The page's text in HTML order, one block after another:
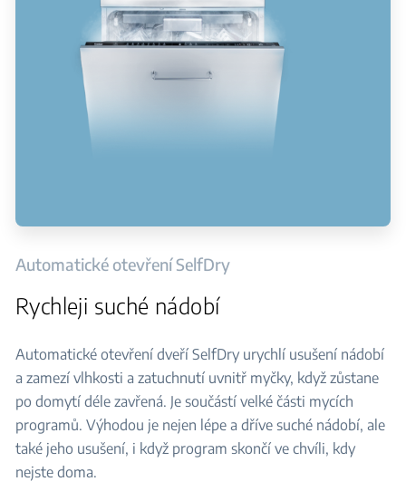
Automatické otevření SelfDry
Rychleji suché nádobí
Automatické otevření dveří SelfDry urychlí usušení nádobí
a zamezí vlhkosti a zatuchnutí uvnitř myčky, když zůstane
po domytí déle zavřená. Je součástí velké části mycích
programů. Výhodou je nejen lépe a dříve suché nádobí, ale
také jeho usušení, i když program skončí ve chvíli, kdy
nejste doma.